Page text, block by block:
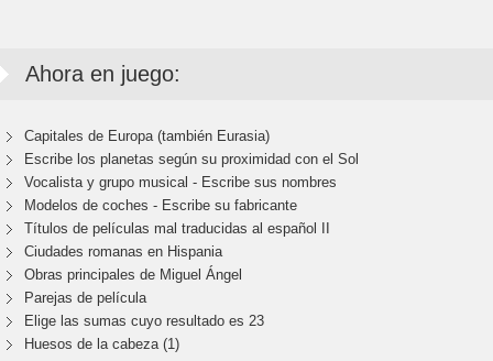
Ahora en juego:
Capitales de Europa (también Eurasia)
Escribe los planetas según su proximidad con el Sol
Vocalista y grupo musical - Escribe sus nombres
Modelos de coches - Escribe su fabricante
Títulos de películas mal traducidas al español II
Ciudades romanas en Hispania
Obras principales de Miguel Ángel
Parejas de película
Elige las sumas cuyo resultado es 23
Huesos de la cabeza (1)